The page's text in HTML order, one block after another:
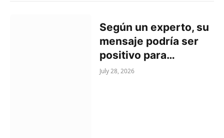
Según un experto, su
mensaje podría ser
positivo para…
July 28, 2026